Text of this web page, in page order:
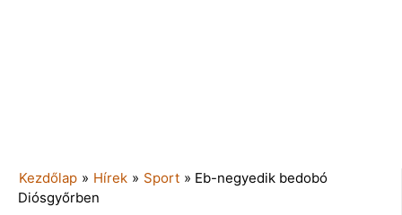
Kezdőlap » Hírek » Sport » Eb-negyedik bedobó
Diósgyőrben